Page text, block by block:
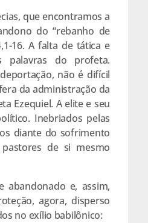
que encontramos a
do “rebanho de
16. A falta de tática e
palavras do profeta.
não é difícil
da administração da
Ezequiel. A elite e seu
Inebriados pelas
diante do sofrimento
de si mesmo
abandonado e, assim,
agora, disperso
no exílio babilônico: